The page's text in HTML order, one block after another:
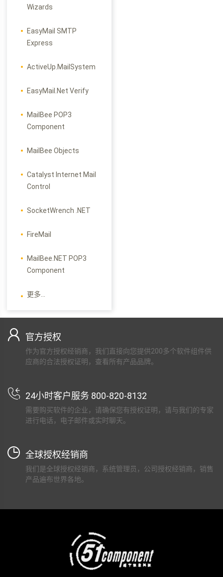
Wizards
EasyMail SMTP
Express
ActiveUp.MailSystem
EasyMail.Net Verify
MailBee POP3
Component
MailBee Objects
Catalyst Internet Mail
Control
SocketWrench .NET
FireMail
MailBee.NET POP3
Component
更多...
官方授权
作为官方授权经销商，我们直接向您提供200多个软件组件供
应商的合法授权证明，查看所有产品品牌。
24小时客户服务 800-820-8132
需要购买软件的企业，请确保您有授权证明，请与我们的专家
进行电话，电子邮件或实时聊天。
全球授权经销商
我们是全球授权经销商，系统管理员，公司授权经销商，销售
产品遍布世界各地。